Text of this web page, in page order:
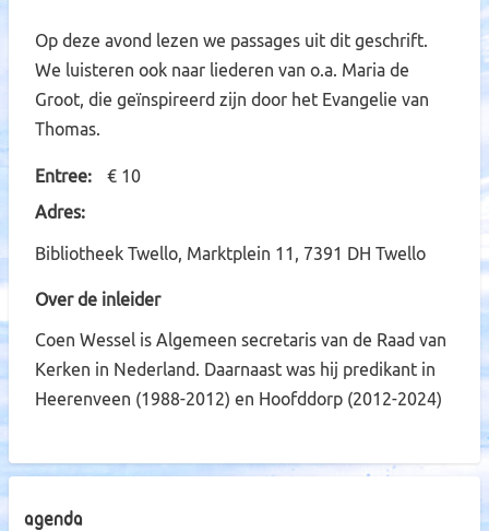
Op deze avond lezen we passages uit dit geschrift.
We luisteren ook naar liederen van o.a. Maria de
Groot, die geïnspireerd zijn door het Evangelie van
Thomas.
Entree
€ 10
Adres
Bibliotheek Twello, Marktplein 11, 7391 DH Twello
Over de inleider
Coen Wessel is Algemeen secretaris van de Raad van
Kerken in Nederland. Daarnaast was hij predikant in
Heerenveen (1988-2012) en Hoofddorp (2012-2024)
Agenda